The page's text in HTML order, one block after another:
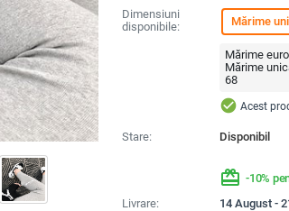
Dimensiuni
disponibile:
Mărime
Mărime
Mărime
68
check_circle Acest
Stare: Disponibil
redeem -10%
Livrare:
14 August -